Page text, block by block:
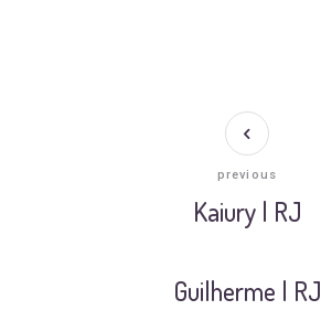
Kaiury | RJ
previous
Guilherme | RJ